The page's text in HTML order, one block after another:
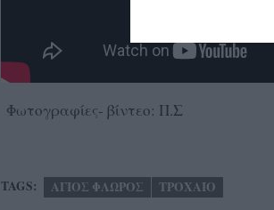
Φωτογραφίες- βίντεο: Π.Σ
TAGS: ΑΓΙΟΣ ΦΛΩΡΟΣ ΤΡΟΧΑΙΟ